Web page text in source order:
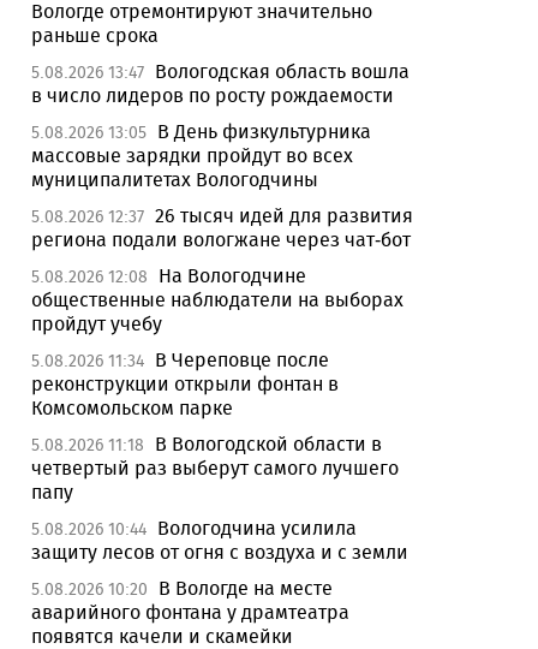
Вологде отремонтируют значительно
раньше срока
5.08.2026 13:47 Вологодская область вошла
в число лидеров по росту рождаемости
5.08.2026 13:05 В День физкультурника
массовые зарядки пройдут во всех
муниципалитетах Вологодчины
5.08.2026 12:37 26 тысяч идей для развития
региона подали вологжане через чат-бот
5.08.2026 12:08
На Вологодчине
общественные наблюдатели на выборах
пройдут учебу
5.08.2026 11:34 В Череповце после
реконструкции открыли фонтан в
Комсомольском парке
5.08.2026 11:18
В Вологодской области в
четвертый раз выберут самого лучшего
папу
5.08.2026 10:44 Вологодчина усилила
защиту лесов от огня с воздуха и с земли
5.08.2026 10:20
В Вологде на месте
аварийного фонтана у драмтеатра
появятся качели и скамейки